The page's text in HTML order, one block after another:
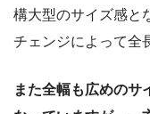
構大型のサイズ感と
チェンジによって全
また全幅も広めのサ